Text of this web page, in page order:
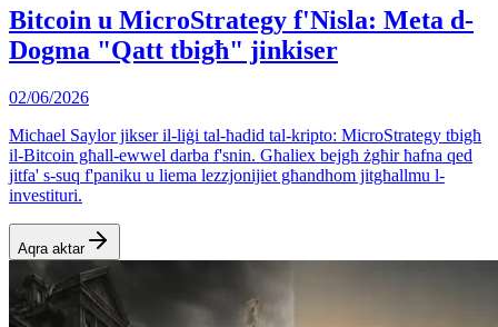
Bitcoin u MicroStrategy f'Nisla: Meta d-
Dogma "Qatt tbigħ" jinkiser
02/06/2026
Michael Saylor jikser il-liġi tal-ħadid tal-kripto: MicroStrategy tbigħ
il-Bitcoin għall-ewwel darba f'snin. Għaliex bejgħ żgħir ħafna qed
jitfa' s-suq f'paniku u liema lezzjonijiet għandhom jitgħallmu l-
investituri.
Aqra aktar